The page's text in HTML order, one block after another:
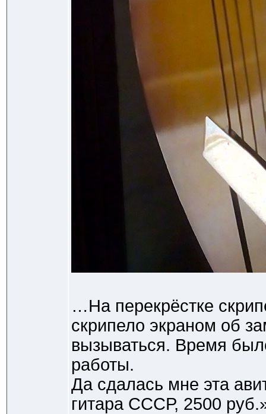
…На перекрёстке
скрипело экраном об
вызываться. Время
работы.
Да сдалась мне эта
гитара СССР, 2500